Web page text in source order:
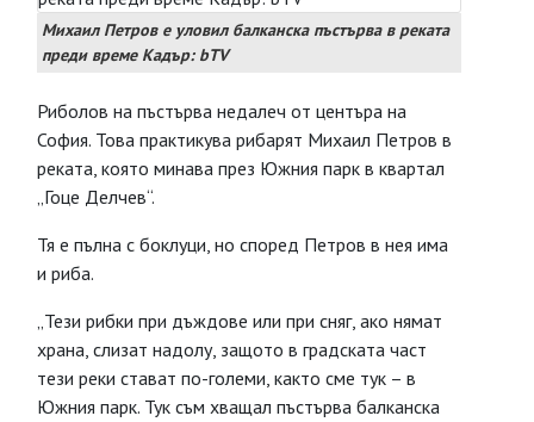
Михаил Петров е уловил балканска пъстърва в реката
преди време Кадър: bTV
Риболов на пъстърва недалеч от центъра на
София. Това практикува рибарят Михаил Петров в
реката, която минава през Южния парк в квартал
„Гоце Делчев“.
Тя е пълна с боклуци, но според Петров в нея има
и риба.
„Тези рибки при дъждове или при сняг, ако нямат
храна, слизат надолу, защото в градската част
тези реки стават по-големи, както сме тук – в
Южния парк. Тук съм хващал пъстърва балканска